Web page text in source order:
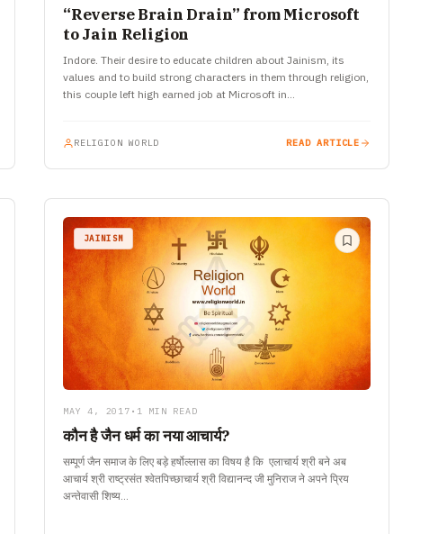
“Reverse Brain Drain” from Microsoft
to Jain Religion
Indore. Their desire to educate children about Jainism, its
values and to build strong characters in them through religion,
this couple left high earned job at Microsoft in…
RELIGION WORLD READ ARTICLE
JAINISM
MAY 4, 2017 • 1 MIN READ
कौन है जैन धर्म का नया आचार्य?
सम्पूर्ण जैन समाज के लिए बड़े हर्षोल्लास का विषय है कि एलाचार्य श्री बने अब
आचार्य श्री राष्ट्रसंत श्वेतपिच्छाचार्य श्री विद्यानन्द जी मुनिराज ने अपने प्रिय
अन्तेवासी शिष्य…